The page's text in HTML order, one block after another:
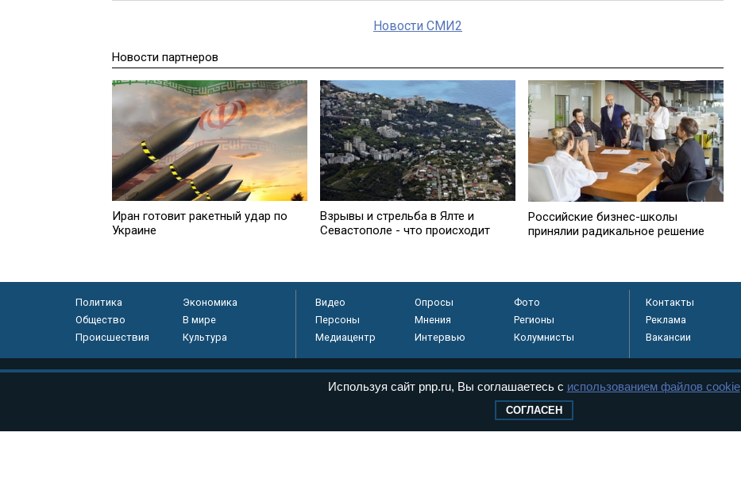
Новости СМИ2
Новости партнеров
Иран готовит ракетный удар по
Украине
Взрывы и стрельба в Ялте и
Севастополе - что происходит
Российские бизнес-школы
принялии радикальное решение
Политика
Экономика
Общество
В мире
Происшествия
Культура
Видео Опросы
Фото
Персоны
Мнения
Регионы
Медиацентр
Интервью Колумнисты
Контакты
Реклама
Вакансии
Используя сайт pnp.ru, Вы соглашаетесь с использованием файлов cookie
СОГЛАСЕН